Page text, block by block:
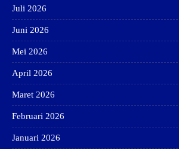
Juli 2026
Juni 2026
Mei 2026
April 2026
Maret 2026
Februari 2026
Januari 2026